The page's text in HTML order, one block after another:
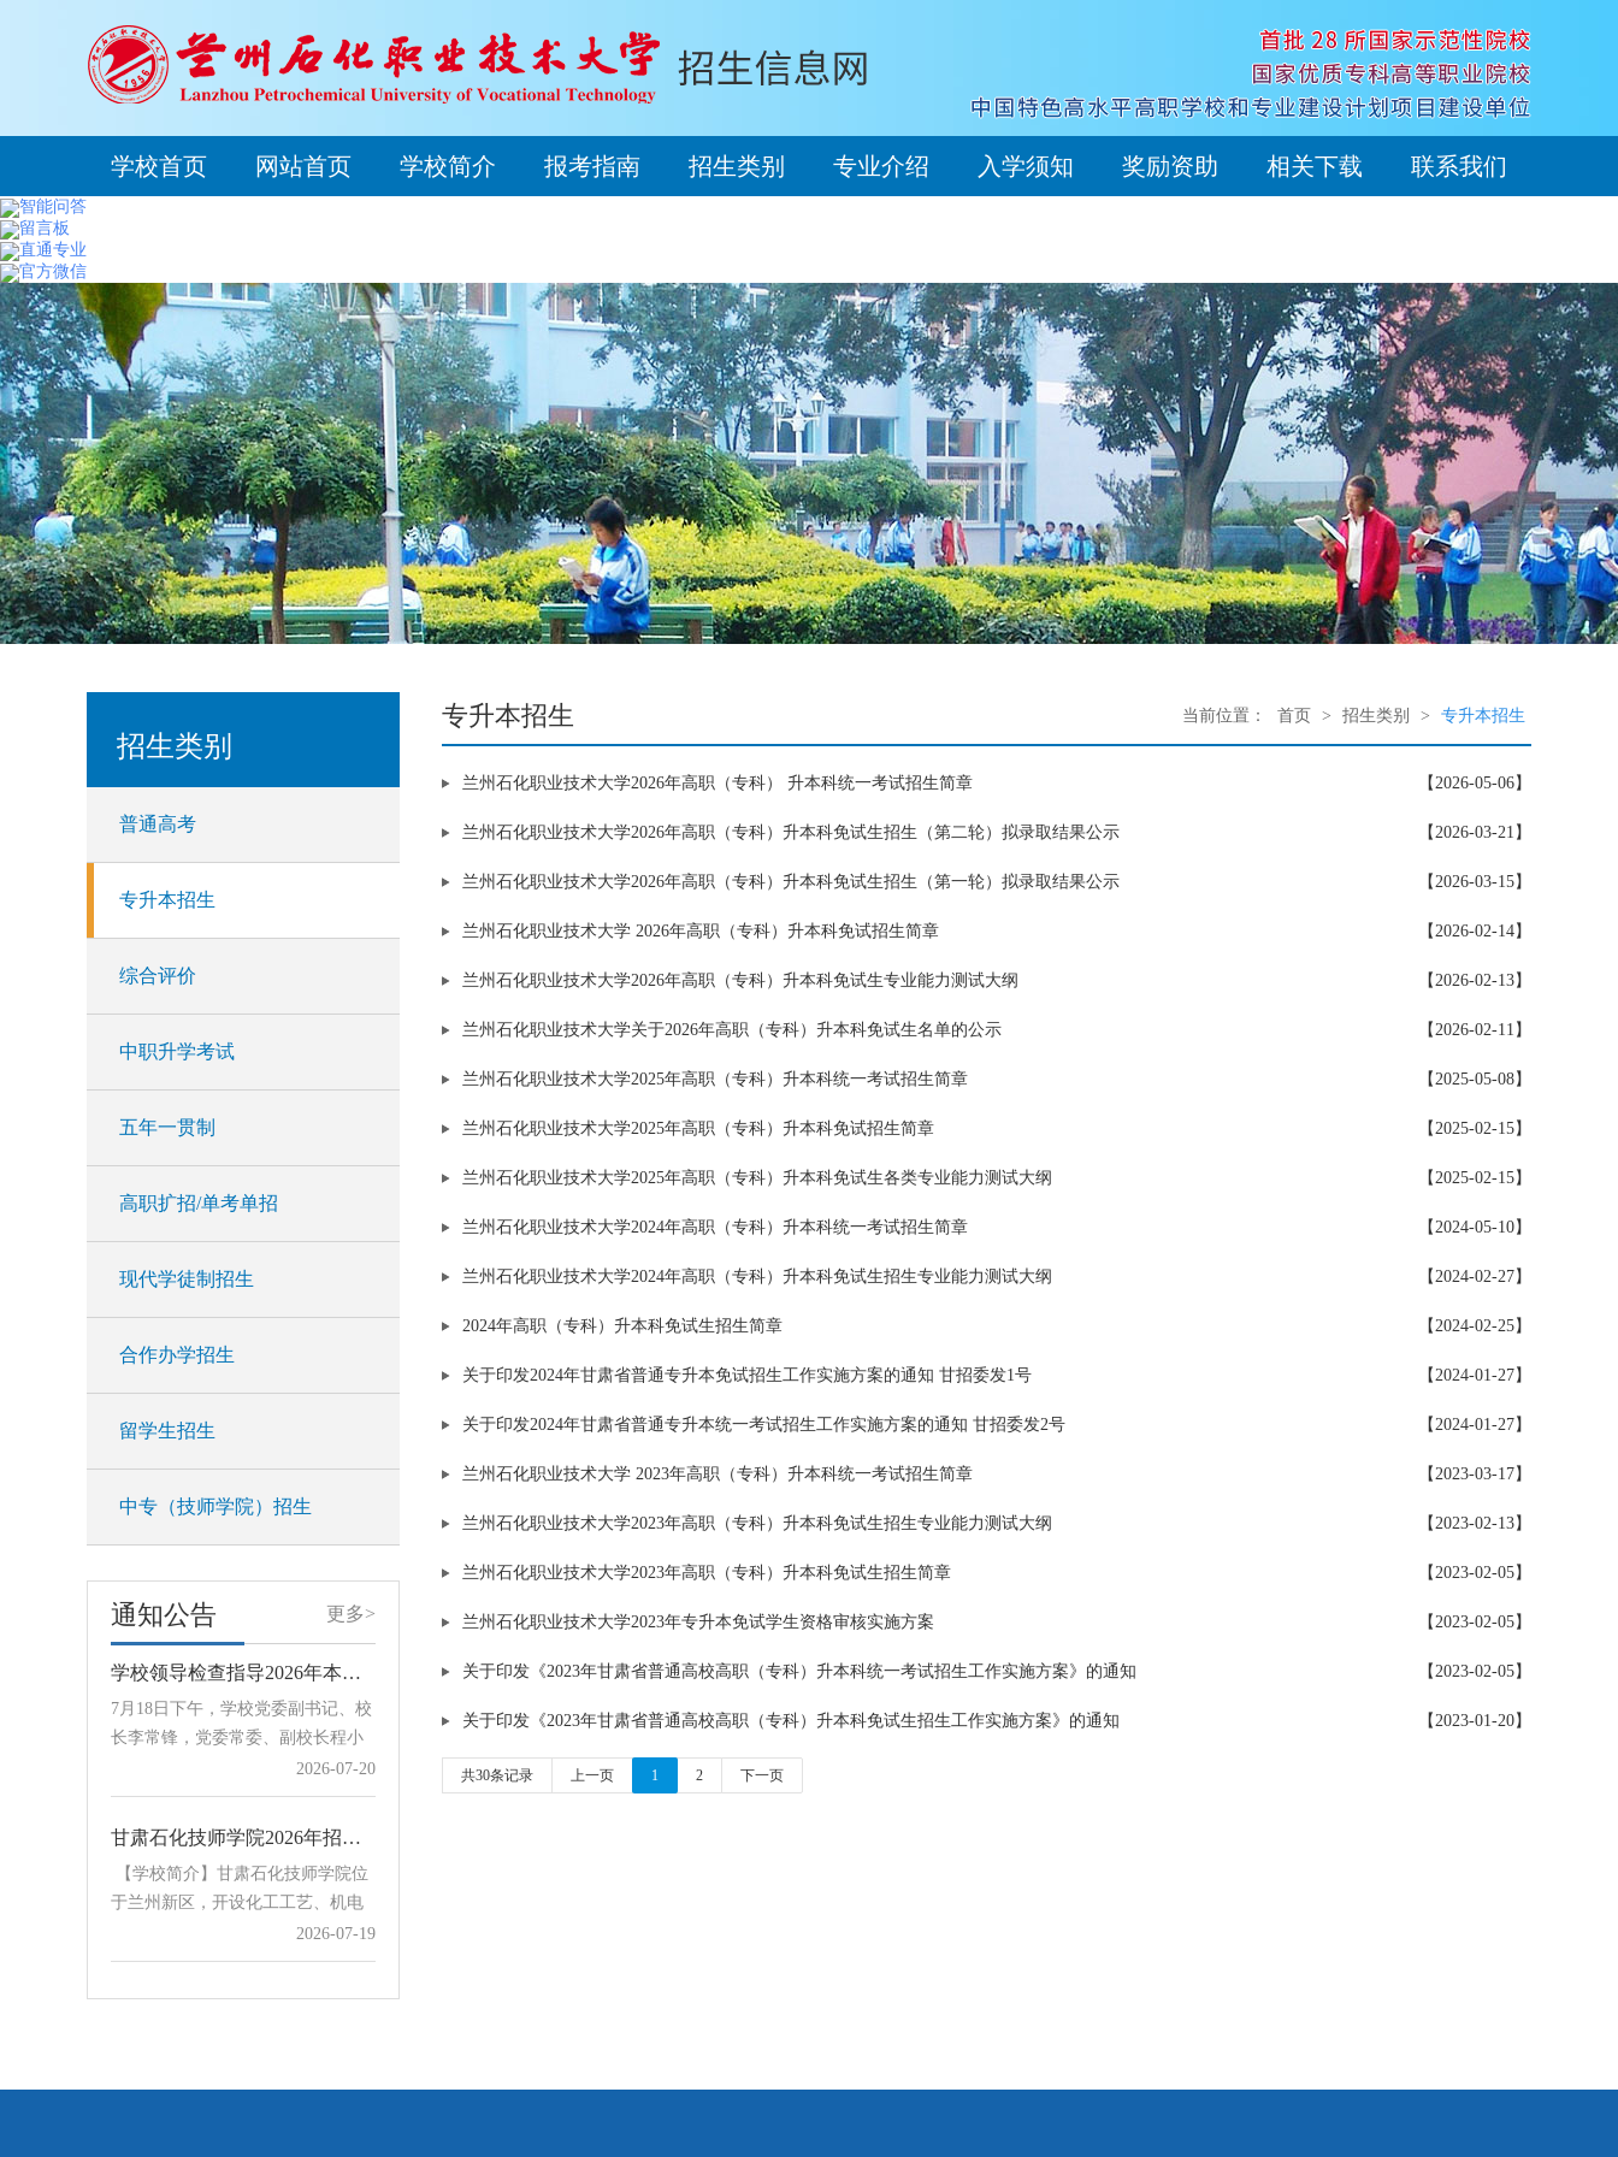
学校首页 网站首页 学校简介 报考指南 招生类别 专业介绍 入学须知 奖励资助 相关下载 联系我们
智能问答
留言板
直通专业
官方微信
招生类别
普通高考
专升本招生
综合评价
中职升学考试
五年一贯制
高职扩招/单考单招
现代学徒制招生
合作办学招生
留学生招生
中专（技师学院）招生
通知公告 更多>
为确保2019年招生录取工作公平公
正和规范有序，8月6日下午，我校
在东主教一楼信息室召开2019年招
委、组织（人事）部、招就处、教
会议由周兴中主持。会上，招就处
分工进行了具体安排，对录取原
则、批次划分及录取工作人员守则
进行…
长李常锋，党委常委、副校长程小
红在本科招生录取现场督查指导
2026年招生录取工作，慰问一线工
校本年度本科招生覆盖全国28个省
（自治区、直辖市），目前已完成
天津、江苏、内蒙古等6省份本科批
次录取，其余各省录取工作按既定
于兰州新区，开设化工工艺、机电
一体化技术两个专业。学校始终扎
实推进内涵建设，注重培养学生的
创业与就业能力。通过引导和鼓励
贯穿教育教学全过程，毕业生综合
专升本招生 当前位置： 首页 > 招生类别 > 专升本招生
兰州石化职业技术大学2026年高职（专科） 升本科统一考试招生简章 【2026-05-06】
兰州石化职业技术大学2026年高职（专科）升本科免试生招生（第二轮）拟录取结果公示 【2026-03-21】
兰州石化职业技术大学2026年高职（专科）升本科免试生招生（第一轮）拟录取结果公示 【2026-03-15】
兰州石化职业技术大学 2026年高职（专科）升本科免试招生简章 【2026-02-14】
兰州石化职业技术大学2026年高职（专科）升本科免试生专业能力测试大纲 【2026-02-13】
兰州石化职业技术大学关于2026年高职（专科）升本科免试生名单的公示 【2026-02-11】
兰州石化职业技术大学2025年高职（专科）升本科统一考试招生简章 【2025-05-08】
兰州石化职业技术大学2025年高职（专科）升本科免试招生简章 【2025-02-15】
兰州石化职业技术大学2025年高职（专科）升本科免试生各类专业能力测试大纲 【2025-02-15】
兰州石化职业技术大学2024年高职（专科）升本科统一考试招生简章 【2024-05-10】
兰州石化职业技术大学2024年高职（专科）升本科免试生招生专业能力测试大纲 【2024-02-27】
2024年高职（专科）升本科免试生招生简章 【2024-02-25】
关于印发2024年甘肃省普通专升本免试招生工作实施方案的通知 甘招委发1号 【2024-01-27】
关于印发2024年甘肃省普通专升本统一考试招生工作实施方案的通知 甘招委发2号 【2024-01-27】
兰州石化职业技术大学 2023年高职（专科）升本科统一考试招生简章 【2023-03-17】
兰州石化职业技术大学2023年高职（专科）升本科免试生招生专业能力测试大纲 【2023-02-13】
兰州石化职业技术大学2023年高职（专科）升本科免试生招生简章 【2023-02-05】
兰州石化职业技术大学2023年专升本免试学生资格审核实施方案 【2023-02-05】
关于印发《2023年甘肃省普通高校高职（专科）升本科统一考试招生工作实施方案》的通知 【2023-02-05】
关于印发《2023年甘肃省普通高校高职（专科）升本科免试生招生工作实施方案》的通知 【2023-01-20】
共30条记录 上一页 1 2 下一页